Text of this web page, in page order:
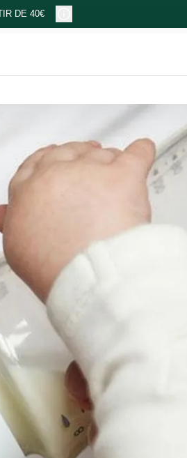
DE 40€